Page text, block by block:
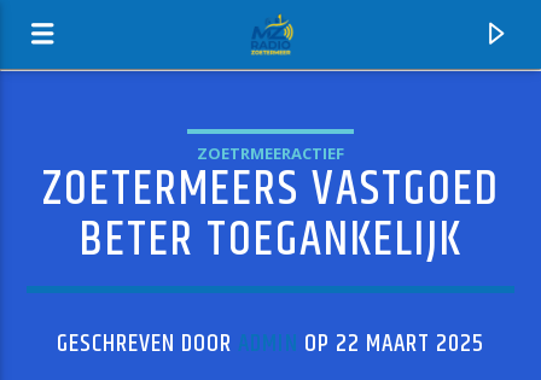
MZ-RADIO
ZOETRMEERACTIEF
ZOETERMEERS VASTGOED
BETER TOEGANKELIJK
GESCHREVEN DOOR ADMIN OP 22 MAART 2025